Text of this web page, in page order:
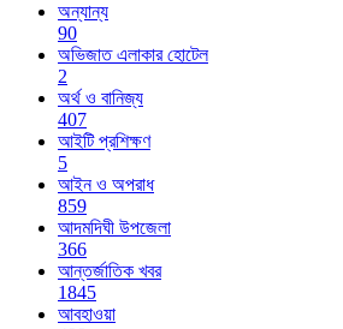
অন্যান্য
90
অভিজাত এলাকার হোটেল
2
অর্থ ও বানিজ্য
407
আইটি প্রশিক্ষণ
5
আইন ও অপরাধ
859
আদমদিঘী উপজেলা
366
আন্তর্জাতিক খবর
1845
আবহাওয়া